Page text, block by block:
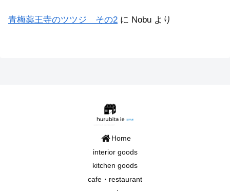
青梅薬王寺のツツジ その2 に Nobu より
Home
interior goods
kitchen goods
cafe・restaurant